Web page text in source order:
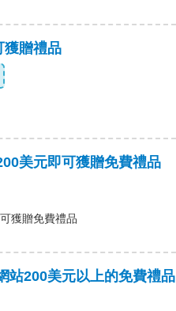
獲贈禮品
美元即可獲贈免費禮品
獲贈免費禮品
站200美元以上的免費禮品